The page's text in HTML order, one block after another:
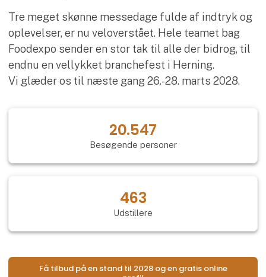
Tre meget skønne messedage fulde af indtryk og
oplevelser, er nu veloverstået. Hele teamet bag
Foodexpo sender en stor tak til alle der bidrog, til
endnu en vellykket branchefest i Herning.
Vi glæder os til næste gang 26.-28. marts 2028.
20.547
Besøgende personer
463
Udstillere
Få tilbud på en stand til 2028 og en gratis online